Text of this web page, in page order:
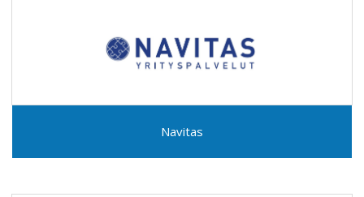
Navitas